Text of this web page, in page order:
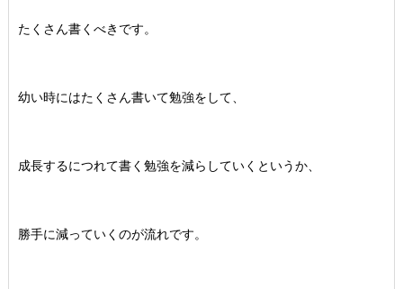
たくさん書くべきです。
幼い時にはたくさん書いて勉強をして、
成長するにつれて書く勉強を減らしていくというか、
勝手に減っていくのが流れです。